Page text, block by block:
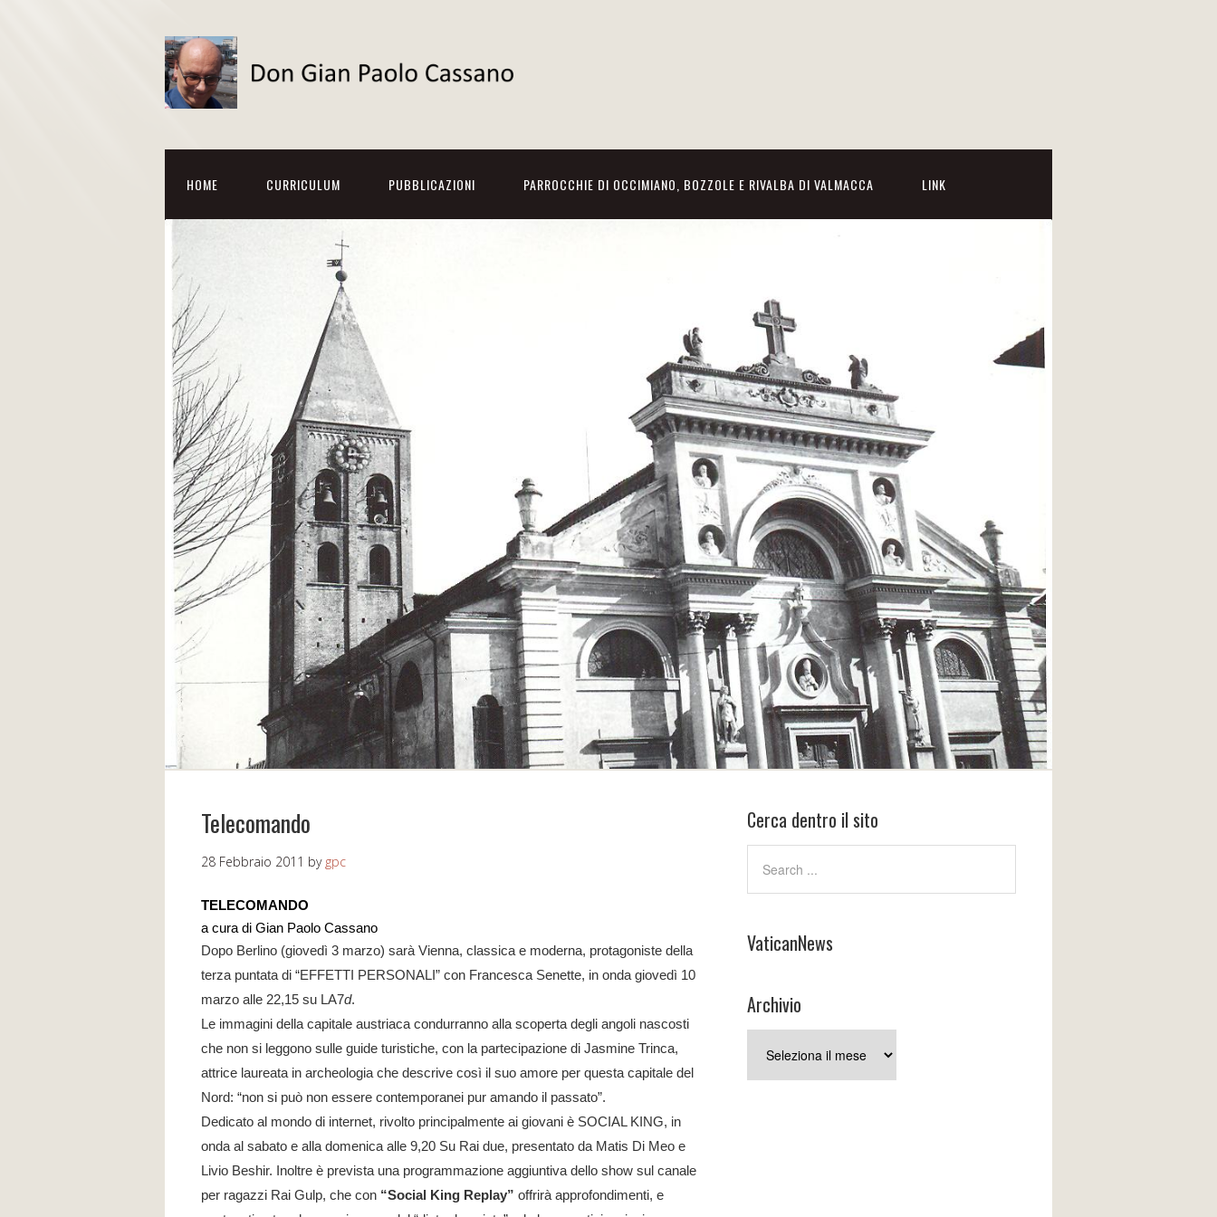
HOME CURRICULUM PUBBLICAZIONI PARROCCHIE DI OCCIMIANO, BOZZOLE E RIVALBA DI VALMACCA LINK
Telecomando
28 Febbraio 2011 by gpc
TELECOMANDO
a cura di Gian Paolo Cassano
Dopo Berlino (giovedì 3 marzo) sarà Vienna, classica e moderna, protagoniste della
terza puntata di “EFFETTI PERSONALI” con Francesca Senette, in onda giovedì 10
marzo alle 22,15 su LA7d.
Le immagini della capitale austriaca condurranno alla scoperta degli angoli nascosti
che non si leggono sulle guide turistiche, con la partecipazione di Jasmine Trinca,
attrice laureata in archeologia che descrive così il suo amore per questa capitale del
Nord: “non si può non essere contemporanei pur amando il passato”.
Dedicato al mondo di internet, rivolto principalmente ai giovani è SOCIAL KING, in
onda al sabato e alla domenica alle 9,20 Su Rai due, presentato da Matis Di Meo e
Livio Beshir. Inoltre è prevista una programmazione aggiuntiva dello show sul canale
per ragazzi Rai Gulp, che con “Social King Replay” offrirà approfondimenti, e
Cerca dentro il sito
VaticanNews
Archivio